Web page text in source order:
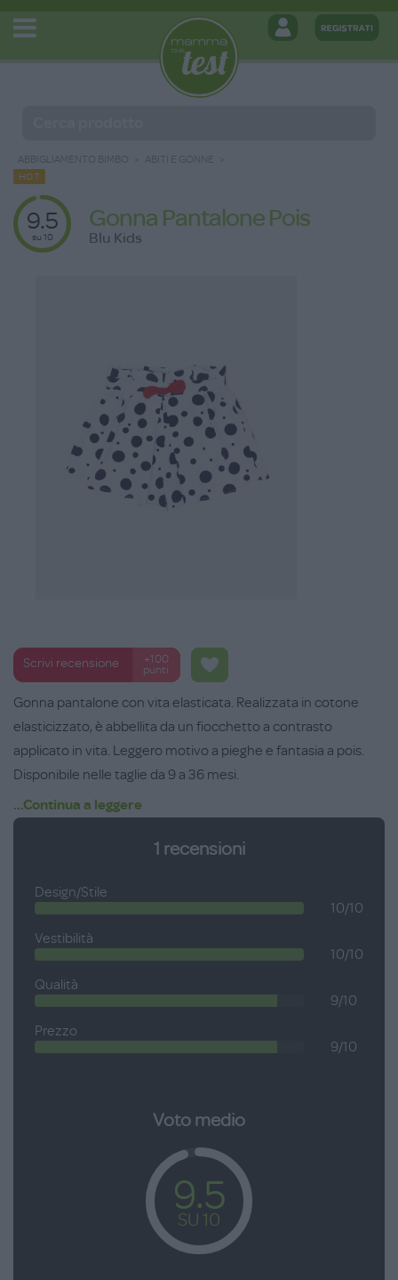
ABBIGLIAMENTO BIMBO ABITI E GONNE
HOT
9.5
su 10
Gonna Pantalone Pois
Blu Kids
Scrivi recensione
+100
punti
Gonna pantalone con vita elasticata. Realizzata in cotone
elasticizzato, è abbellita da un fiocchetto a contrasto
applicato in vita. Leggero motivo a pieghe e fantasia a pois.
Disponibile nelle taglie da 9 a 36 mesi.
...Continua a leggere
1 recensioni
Design/Stile
10/10
Vestibilità
10/10
Qualità
9/10
Prezzo
9/10
Voto medio
9.5
SU 10